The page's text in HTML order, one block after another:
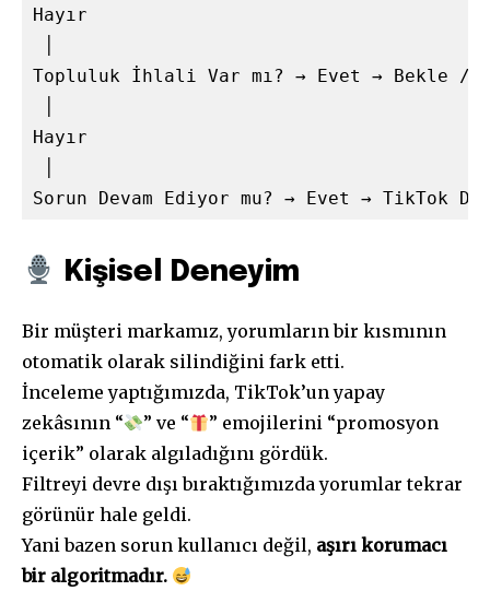
Hayır
Topluluk İhlali Var mı? → Evet → Bekle
Hayır
Kişisel Deneyim
Bir müşteri markamız, yorumların bir kısmının
otomatik olarak silindiğini fark etti.
İnceleme yaptığımızda, TikTok’un yapay
zekâsının “
” ve “
” emojilerini “promosyon
içerik” olarak algıladığını gördük.
Filtreyi devre dışı bıraktığımızda yorumlar tekrar
görünür hale geldi.
Yani bazen sorun kullanıcı değil, aşırı korumacı
bir algoritmadır.